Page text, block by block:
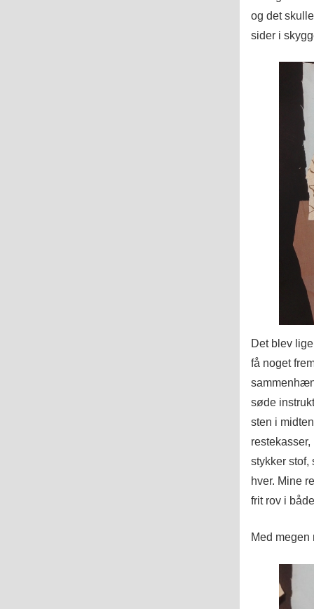
og det
sider i
Det blev
få noget
søde
sten i
stykker stof,
hver. Mine
frit rov i
Med